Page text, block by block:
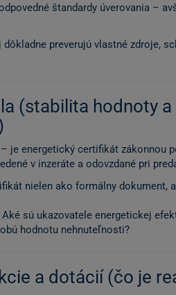
štandardy úverovania –
preverujú vlastné zdroje,
(stabilita hodnoty a
je energetický certifikát zákonnou
v inzeráte a odovzdané pri
nielen ako formálny dokument,
sú ukazovatele energetickej
hodnotu nehnuteľnosti?
a dotácií (čo je